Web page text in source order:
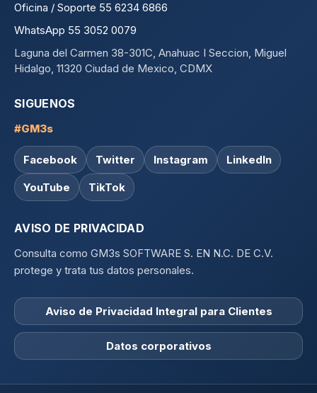
Oficina / Soporte 55 6234 6866
WhatsApp 55 3052 0079
Laguna del Carmen 38-301C, Anahuac I Seccion, Miguel
Hidalgo, 11320 Ciudad de Mexico, CDMX
SIGUENOS
#GM3s
Facebook Twitter Instagram LinkedIn
YouTube TikTok
AVISO DE PRIVACIDAD
Consulta como GM3s SOFTWARE S. EN N.C. DE C.V.
protege y trata tus datos personales.
Aviso de Privacidad Integral para Clientes
Datos corporativos